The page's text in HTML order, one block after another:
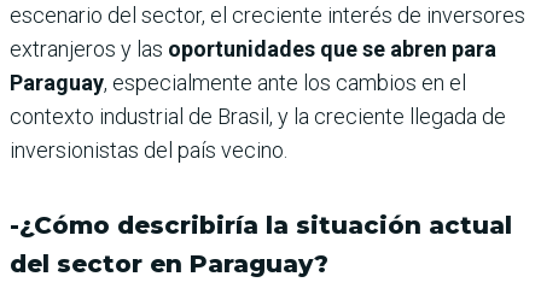
escenario del sector, el creciente interés de inversores
extranjeros y las oportunidades que se abren para
Paraguay, especialmente ante los cambios en el
contexto industrial de Brasil, y la creciente llegada de
inversionistas del país vecino.
-¿Cómo describiría la situación actual
del sector en Paraguay?